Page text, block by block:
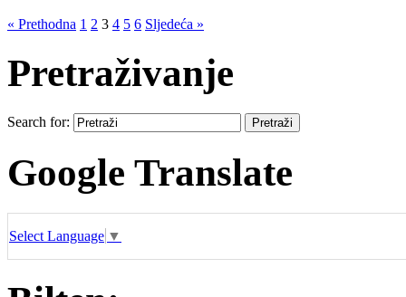
« Prethodna 1 2 3 4 5 6 Sljedeća »
Pretraživanje
Search for:
Google Translate
Select Language ▼